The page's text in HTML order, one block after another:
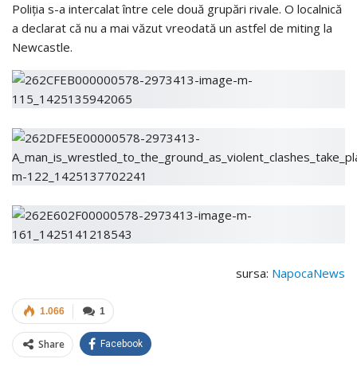
Poliția s-a intercalat între cele două grupări rivale. O localnică
a declarat că nu a mai văzut vreodată un astfel de miting la
Newcastle.
sursa: NapocaNews
1
1.066
Share Facebook